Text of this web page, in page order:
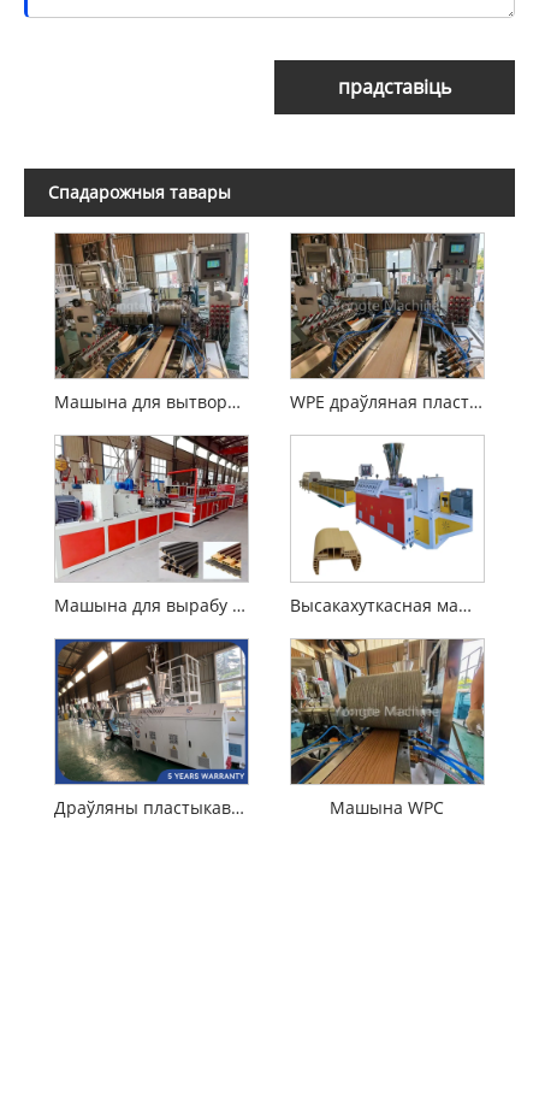
прадставіць
Спадарожныя тавары
Машына для вытворчасці насцілаў WPC WPE драўляная пластыкавая кампазіцыя WPC Extrusion Machine
Машына для вырабу насценнай панэлі PVC WPC Высакахуткасная машына для экструзіі дзвярнога профілю WPC
Драўляны пластыкавы кампазітны марнул WPC для вырабу машыны Машына WPC